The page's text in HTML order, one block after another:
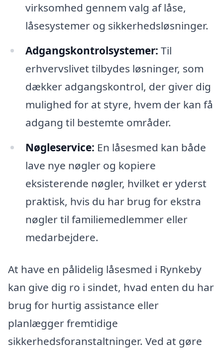
virksomhed gennem valg af låse,
låsesystemer og sikkerhedsløsninger.
Adgangskontrolsystemer: Til
erhvervslivet tilbydes løsninger, som
dækker adgangskontrol, der giver dig
mulighed for at styre, hvem der kan få
adgang til bestemte områder.
Nøgleservice: En låsesmed kan både
lave nye nøgler og kopiere
eksisterende nøgler, hvilket er yderst
praktisk, hvis du har brug for ekstra
nøgler til familiemedlemmer eller
medarbejdere.
At have en pålidelig låsesmed i Rynkeby
kan give dig ro i sindet, hvad enten du har
brug for hurtig assistance eller
planlægger fremtidige
sikkerhedsforanstaltninger. Ved at gøre